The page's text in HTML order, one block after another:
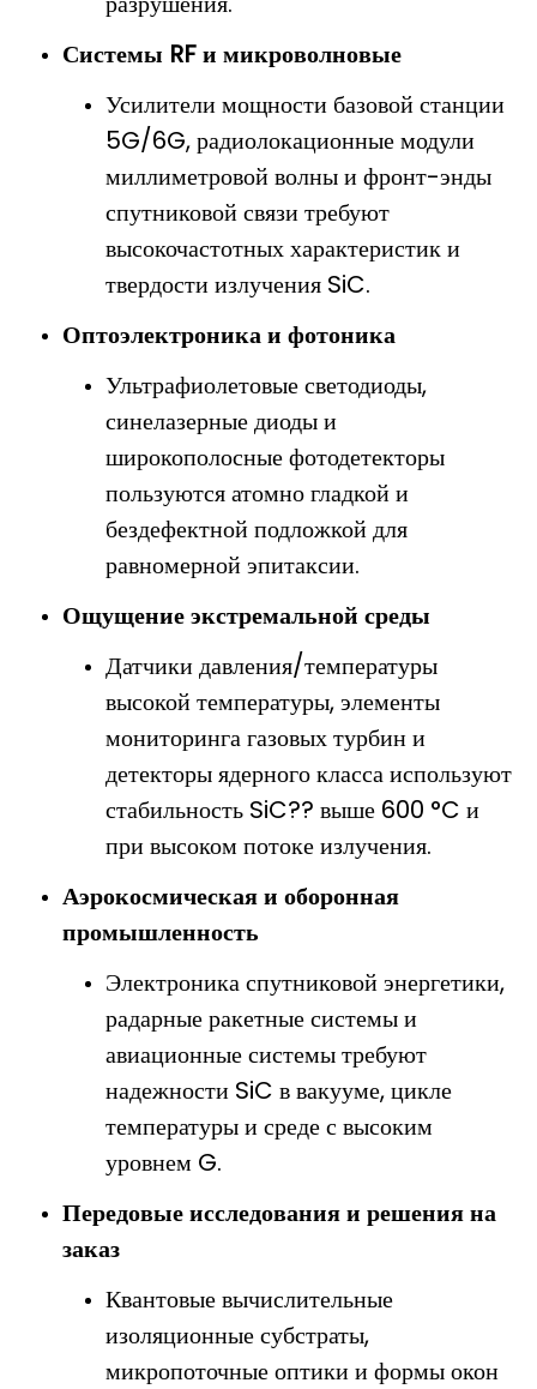
Системы RF и микроволновые
Усилители мощности базовой станции
5G/6G, радиолокационные модули
миллиметровой волны и фронт-энды
спутниковой связи требуют
высокочастотных характеристик и
твердости излучения SiC.
Оптоэлектроника и фотоника
Ультрафиолетовые светодиоды,
синелазерные диоды и
широкополосные фотодетекторы
пользуются атомно гладкой и
бездефектной подложкой для
равномерной эпитаксии.
Ощущение экстремальной среды
Датчики давления/температуры
высокой температуры, элементы
мониторинга газовых турбин и
детекторы ядерного класса используют
стабильность SiC?? выше 600 °C и
при высоком потоке излучения.
Аэрокосмическая и оборонная
промышленность
Электроника спутниковой энергетики,
радарные ракетные системы и
авиационные системы требуют
надежности SiC в вакууме, цикле
температуры и среде с высоким
уровнем G.
Передовые исследования и решения на
заказ
Квантовые вычислительные
изоляционные субстраты,
микропоточные оптики и формы окон